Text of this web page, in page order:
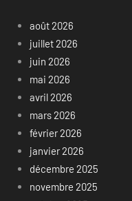
août 2026
juillet 2026
juin 2026
mai 2026
avril 2026
mars 2026
février 2026
janvier 2026
décembre 2025
novembre 2025